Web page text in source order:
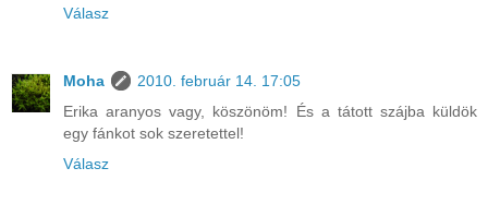
Válasz
Moha
2010. február 14. 17:05
Erika aranyos vagy, köszönöm! És a tátott szájba küldök
egy fánkot sok szeretettel!
Válasz